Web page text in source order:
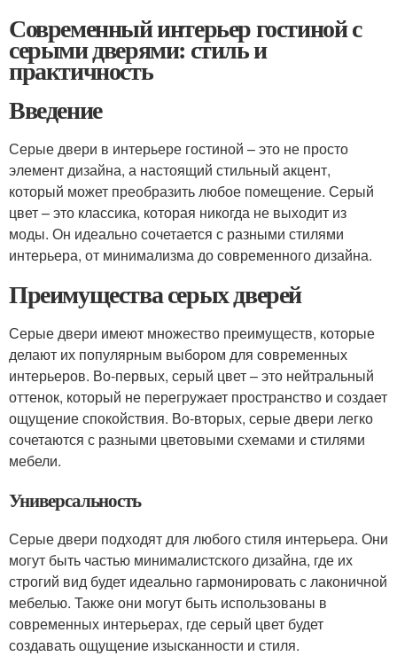
Современный интерьер гостиной с
серыми дверями: стиль и
практичность
Введение
Серые двери в интерьере гостиной – это не просто
элемент дизайна, а настоящий стильный акцент,
который может преобразить любое помещение. Серый
цвет – это классика, которая никогда не выходит из
моды. Он идеально сочетается с разными стилями
интерьера, от минимализма до современного дизайна.
Преимущества серых дверей
Серые двери имеют множество преимуществ, которые
делают их популярным выбором для современных
интерьеров. Во-первых, серый цвет – это нейтральный
оттенок, который не перегружает пространство и создает
ощущение спокойствия. Во-вторых, серые двери легко
сочетаются с разными цветовыми схемами и стилями
мебели.
Универсальность
Серые двери подходят для любого стиля интерьера. Они
могут быть частью минималистского дизайна, где их
строгий вид будет идеально гармонировать с лаконичной
мебелью. Также они могут быть использованы в
современных интерьерах, где серый цвет будет
создавать ощущение изысканности и стиля.